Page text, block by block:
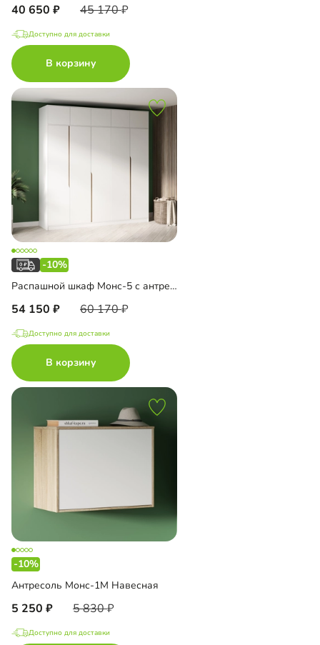
40 650 45 170
Доступно для доставки
В корзину
-10%
Распашной шкаф Монс-5 с антресолью
54 150 60 170
Доступно для доставки
В корзину
-10%
Антресоль Монс-1М Навесная
5 250 5 830
Доступно для доставки